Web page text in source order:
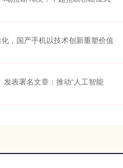
，国产手机以技术创新重塑价值
表署名文章：推动“人工智能